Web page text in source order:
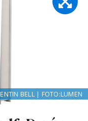
BELL | FOTO:LUMEN